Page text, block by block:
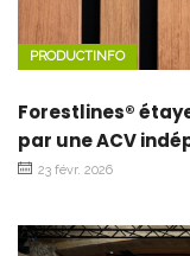
PRODUCTINFO
Forestlines®
par une ACV
23 févr. 2026